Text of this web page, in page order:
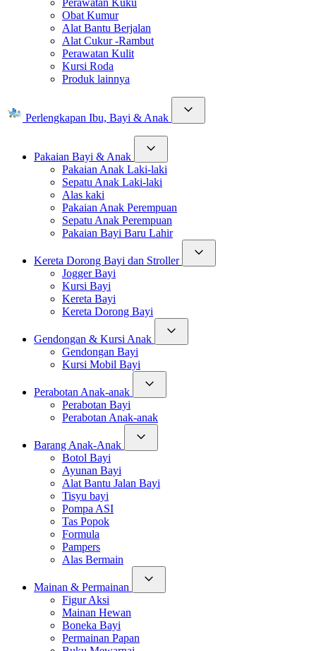
Obat Kumur
Alat Bantu Berjalan
Alat Cukur -Rambut
Perawatan Kulit
Kursi Roda
Produk lainnya
Perlengkapan Ibu, Bayi & Anak
Pakaian Bayi & Anak
Pakaian Anak Laki-laki
Sepatu Anak Laki-laki
Alas kaki
Pakaian Anak Perempuan
Sepatu Anak Perempuan
Pakaian Bayi Baru Lahir
Kereta Dorong Bayi dan Stroller
Jogger Bayi
Kursi Bayi
Kereta Bayi
Kereta Dorong Bayi
Gendongan & Kursi Anak
Gendongan Bayi
Kursi Mobil Bayi
Perabotan Anak-anak
Perabotan Bayi
Perabotan Anak-anak
Barang Anak-Anak
Botol Bayi
Ayunan Bayi
Alat Bantu Jalan Bayi
Tisyu bayi
Pompa ASI
Tas Popok
Formula
Pampers
Alas Bermain
Mainan & Permainan
Figur Aksi
Mainan Hewan
Boneka Bayi
Permainan Papan